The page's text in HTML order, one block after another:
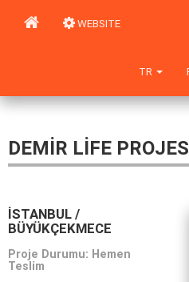
WEBSITE
TR
DEMİR LİFE
İSTANBUL /
BÜYÜKÇEKMECE
Proje Durumu: Hemen
Teslim